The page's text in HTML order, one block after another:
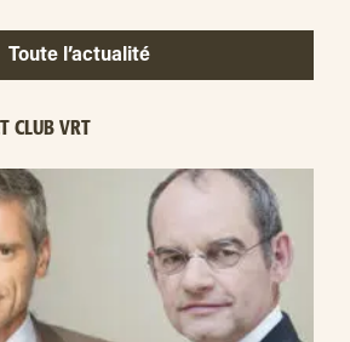
Toute l’actualité
CLUB VRT